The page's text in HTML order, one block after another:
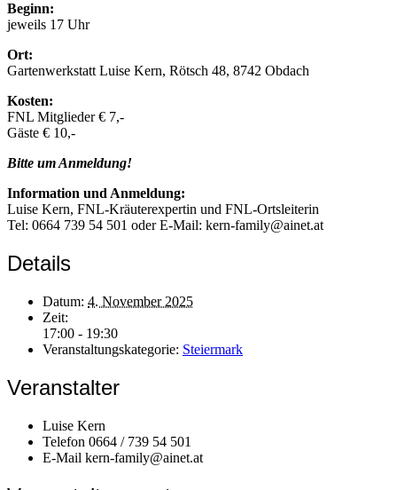
Beginn:
jeweils 17 Uhr
Ort:
Gartenwerkstatt Luise Kern, Rötsch 48, 8742 Obdach
Kosten:
FNL Mitglieder € 7,-
Gäste € 10,-
Bitte um Anmeldung!
Information und Anmeldung:
Luise Kern, FNL-Kräuterexpertin und FNL-Ortsleiterin
Tel: 0664 739 54 501 oder E-Mail: kern-family@ainet.at
Details
Datum: 4. November 2025
Zeit:
17:00 - 19:30
Veranstaltungskategorie: Steiermark
Veranstalter
Luise Kern
Telefon 0664 / 739 54 501
E-Mail kern-family@ainet.at